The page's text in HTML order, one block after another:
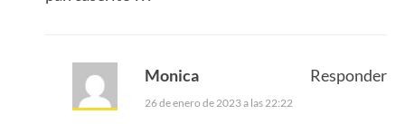
Monica
26 de enero de 2023 a las 22:22
Responder